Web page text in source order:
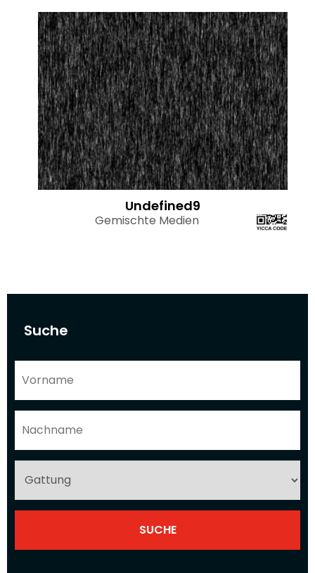
Suche
Undefined9
Gemischte Medien